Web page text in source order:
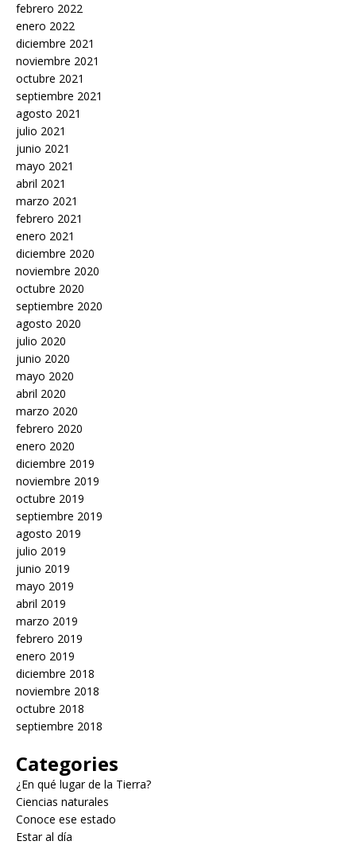
febrero 2022
enero 2022
diciembre 2021
noviembre 2021
octubre 2021
septiembre 2021
agosto 2021
julio 2021
junio 2021
mayo 2021
abril 2021
marzo 2021
febrero 2021
enero 2021
diciembre 2020
noviembre 2020
octubre 2020
septiembre 2020
agosto 2020
julio 2020
junio 2020
mayo 2020
abril 2020
marzo 2020
febrero 2020
enero 2020
diciembre 2019
noviembre 2019
octubre 2019
septiembre 2019
agosto 2019
julio 2019
junio 2019
mayo 2019
abril 2019
marzo 2019
febrero 2019
enero 2019
diciembre 2018
noviembre 2018
octubre 2018
septiembre 2018
Categories
¿En qué lugar de la Tierra?
Ciencias naturales
Conoce ese estado
Estar al día